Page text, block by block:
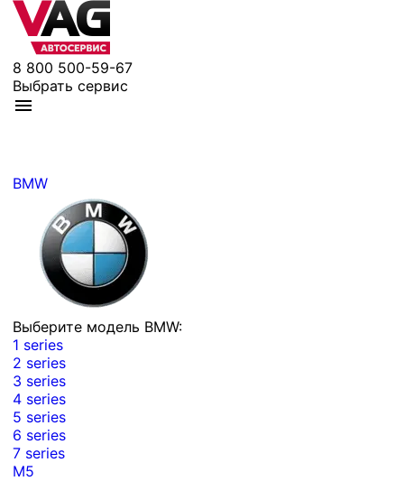
8 800 500-59-67
Выбрать сервис
BMW
Выберите модель BMW:
1 series
2 series
3 series
4 series
5 series
6 series
7 series
M5